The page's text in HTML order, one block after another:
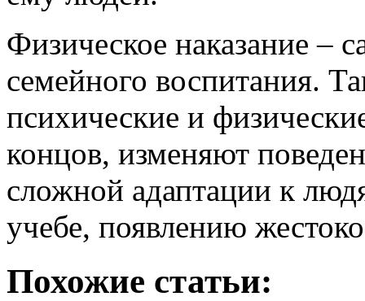
Физическое наказание –
семейного воспитания.
психические и
концов, изменяют
сложной адаптации к
учебе, появлению
Похожие статьи: